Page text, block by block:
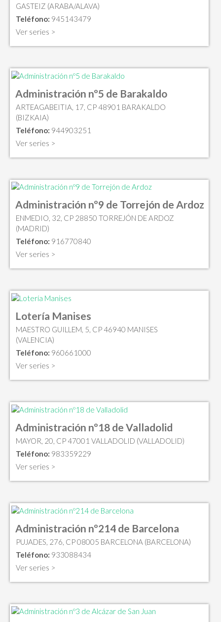
GASTEIZ (ARABA/ALAVA)
Teléfono: 945143479
Ver series >
Administración nº5 de Barakaldo
ARTEAGABEITIA, 17, CP 48901 BARAKALDO
(BIZKAIA)
Teléfono: 944903251
Ver series >
Administración nº9 de Torrejón de Ardoz
ENMEDIO, 32, CP 28850 TORREJÓN DE ARDOZ
(MADRID)
Teléfono: 916770840
Ver series >
Lotería Manises
MAESTRO GUILLEM, 5, CP 46940 MANISES
(VALENCIA)
Teléfono: 960661000
Ver series >
Administración nº18 de Valladolid
MAYOR, 20, CP 47001 VALLADOLID (VALLADOLID)
Teléfono: 983359229
Ver series >
Administración nº214 de Barcelona
PUJADES, 276, CP 08005 BARCELONA (BARCELONA)
Teléfono: 933088434
Ver series >